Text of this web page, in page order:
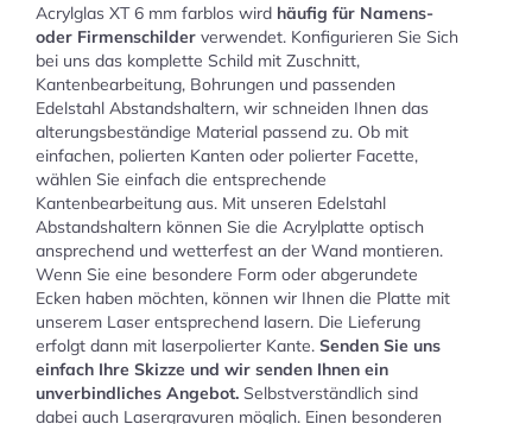
Acrylglas XT 6 mm farblos wird häufig für Namens-
oder Firmenschilder verwendet. Konfigurieren Sie Sich
bei uns das komplette Schild mit Zuschnitt,
Kantenbearbeitung, Bohrungen und passenden
Edelstahl Abstandshaltern, wir schneiden Ihnen das
alterungsbeständige Material passend zu. Ob mit
einfachen, polierten Kanten oder polierter Facette,
wählen Sie einfach die entsprechende
Kantenbearbeitung aus. Mit unseren Edelstahl
Abstandshaltern können Sie die Acrylplatte optisch
ansprechend und wetterfest an der Wand montieren.
Wenn Sie eine besondere Form oder abgerundete
Ecken haben möchten, können wir Ihnen die Platte mit
unserem Laser entsprechend lasern. Die Lieferung
erfolgt dann mit laserpolierter Kante. Senden Sie uns
einfach Ihre Skizze und wir senden Ihnen ein
unverbindliches Angebot. Selbstverständlich sind
dabei auch Lasergravuren möglich. Einen besonderen